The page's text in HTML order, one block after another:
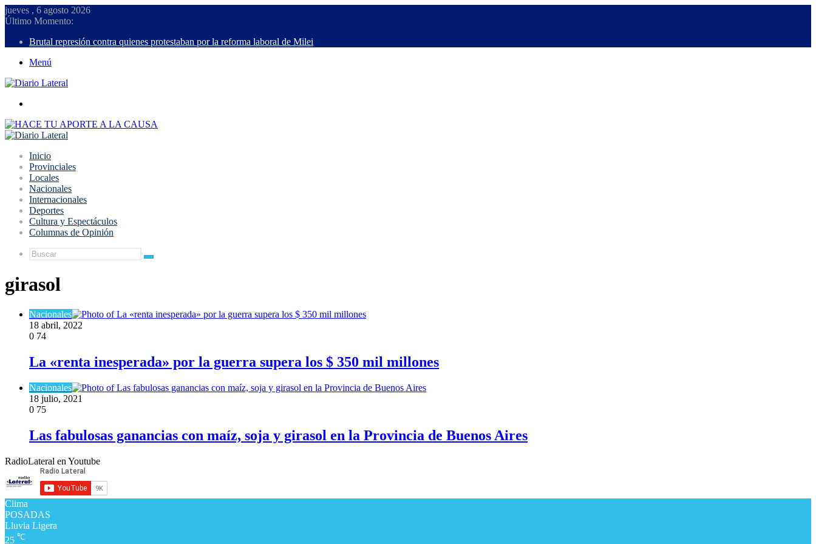
jueves , 6 agosto 2026
Último Momento:
Brutal represión contra quienes protestaban por la reforma laboral de Milei
Menú
Inicio
Provinciales
Locales
Nacionales
Internacionales
Deportes
Cultura y Espectáculos
Columnas de Opinión
Buscar
girasol
Nacionales
18 abril, 2022
0 74
La «renta inesperada» por la guerra supera los $ 350 mil millones
Nacionales
18 julio, 2021
0 75
Las fabulosas ganancias con maíz, soja y girasol en la Provincia de Buenos Aires
RadioLateral en Youtube
Clima
POSADAS
Lluvia Ligera
25 ℃